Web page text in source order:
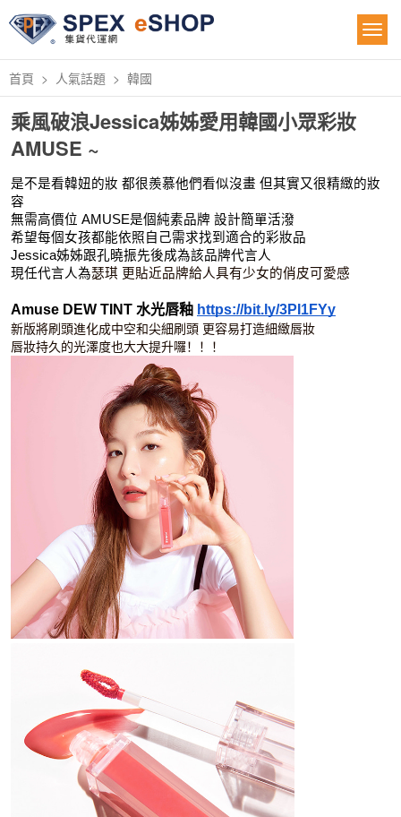
首頁 人氣話題 韓國
乘風破浪Jessica姊姊愛用韓國小眾彩妝
AMUSE ~
是不是看韓妞的妝 都很羨慕他們看似沒畫 但其實又很精緻的妝
容
無需高價位 AMUSE是個純素品牌 設計簡單活潑
希望每個女孩都能依照自己需求找到適合的彩妝品
Jessica姊姊跟孔曉振先後成為該品牌代言人
現任代言人為瑟琪 更貼近品牌給人具有少女的俏皮可愛感
Amuse DEW TINT 水光唇釉 https://bit.ly/3PI1FYy
新版將刷頭進化成中空和尖細刷頭 更容易打造細緻唇妝
唇妝持久的光澤度也大大提升囉！！！